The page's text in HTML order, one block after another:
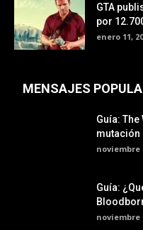
GTA
por
enero 11,
MENSAJES
Guía:
mutación
noviembre
Guía:
noviembre